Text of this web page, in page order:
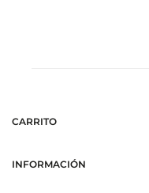
CARRITO
INFORMACIÓN